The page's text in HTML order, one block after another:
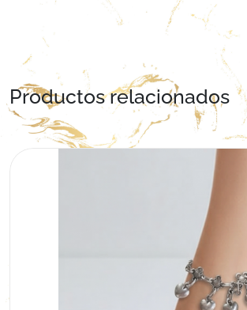
Productos relacionados